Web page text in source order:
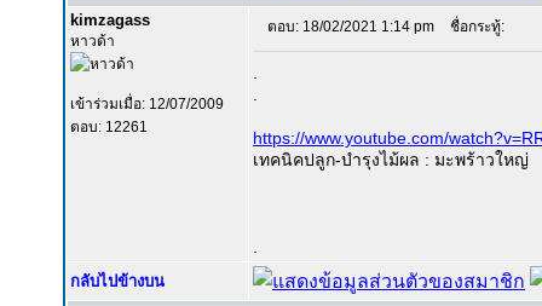
kimzagass
หาวด้า
เข้าร่วมเมื่อ: 12/07/2009
ตอบ: 12261
ตอบ: 18/02/2021 1:14 pm ชื่อกระทู้:
https://www.youtube.com/
เทคนิคปลูก-บำรุงไม้ผล : มะพร้าวใหญ่
กลับไปข้างบน